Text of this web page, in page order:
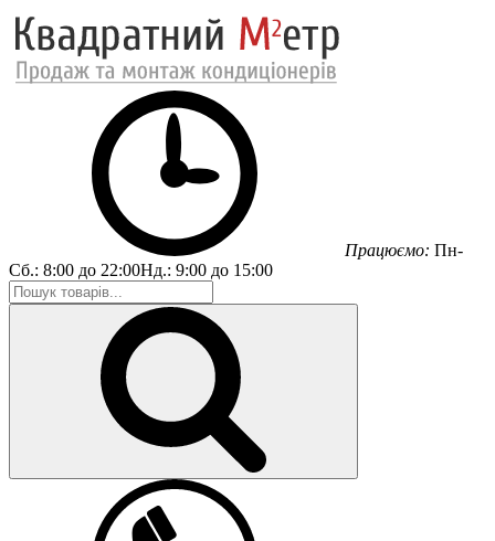
Працюємо: Пн-
Сб.: 8:00 до 22:00Нд.: 9:00 до 15:00